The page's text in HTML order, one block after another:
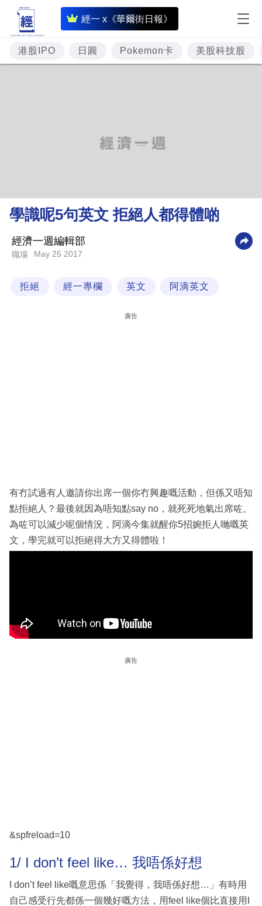
經一 x《華爾街日報》
即
時
財
經
理
財
商
業
閱
專
區
港股IPO 日圓 Pokemon卡 美股科技股
學識呢5句英文 拒絕人都得體啲
經濟一週編輯部
職場 May 25 2017
拒絕 經一專欄 英文 阿滴英文
廣告
有冇試過有人邀請你出席一個你冇興趣嘅活動，但係又唔知
點拒絕人？最後就因為唔知點say no，就死死地氣出席咗。
為咗可以減少呢個情況，阿滴今集就醒你5招婉拒人哋嘅英
文，學完就可以拒絕得大方又得體啦！
廣告
&spfreload=10
1/ I don’t feel like… 我唔係好想
I don’t feel like嘅意思係「我覺得，我唔係好想…」有時用
自己感受行先都係一個幾好嘅方法，用feel like個比直接用I